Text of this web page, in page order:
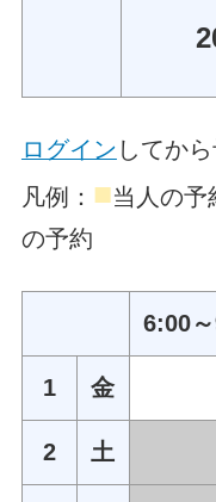
ログイン してか
凡例： ■当人の
の予約
6:00
1 金
2 土